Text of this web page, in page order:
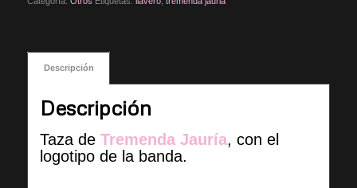
Descripción
Descripción
Taza de Tremenda Jauría, con el
logotipo de la banda.